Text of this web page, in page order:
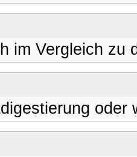
im Vergleich zu
oder